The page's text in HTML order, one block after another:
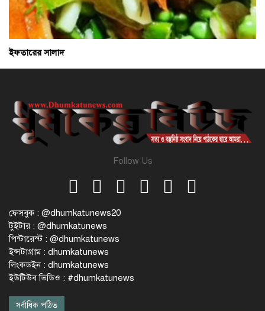
ইফতারের সালাদ
Follow Us
ফেসবুক : @dhumkatunews20
টুইটার : @dhumkatunews
পিন্টারেস্ট : @dhumkatunews
ইন্সটাগ্রাম : dhumkatunews
লিংকডইন : dhumkatunews
ইউটিউব ভিডিও : #dhumkatunews
সর্বাধিক পঠিত